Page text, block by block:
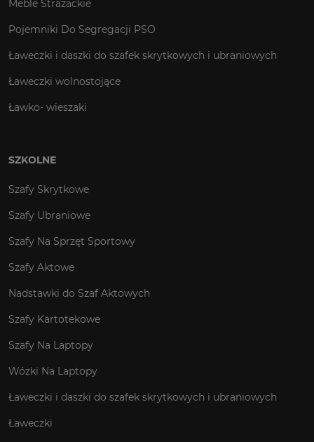
Meble Strażackie
Pojemniki Do Segregacji PSO
Ławeczki i daszki do szafek skrytkowych i ubraniowych
Ławeczki wolnostojące
Ławko- wieszaki
SZKOLNE
Szafy Skrytkowe
Szafy Ubraniowe
Szafy Na Sprzęt Sportowy
Szafy Aktowe
Nadstawki do Szaf Aktowych
Szafy Kartotekowe
Szafy Na Laptopy
Wózki Na Laptopy
Ławeczki i daszki do szafek skrytkowych i ubraniowych
Ławeczki